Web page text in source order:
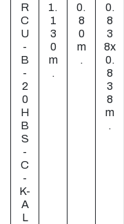
R
C
U
-
B
-
2
0
H
B
S
-
C
-
K-
A
L
1.
1
3
0
m
.
0.
8
0
m
.
0.
8
3
8x
0.
8
3
8
m
.